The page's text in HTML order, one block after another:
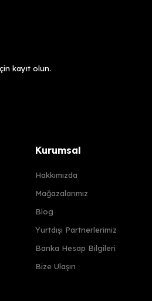
kayıt olun.
Kurumsal
Hakkımızda
Mağazalarımız
Blog
Yurtdışı Partnerlerimiz
Banka Hesap Bilgileri
Bize Ulaşın